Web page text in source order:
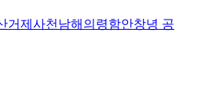
거제사천남해의령함안창녕 공